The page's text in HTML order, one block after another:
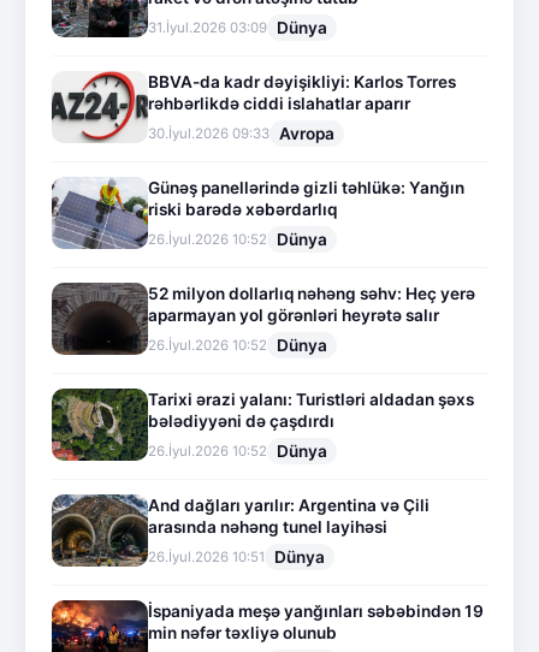
31.İyul.2026 03:09 Dünya
BBVA-da kadr dəyişikliyi: Karlos Torres
rəhbərlikdə ciddi islahatlar aparır
30.İyul.2026 09:33 Avropa
Günəş panellərində gizli təhlükə: Yanğın
riski barədə xəbərdarlıq
26.İyul.2026 10:52 Dünya
52 milyon dollarlıq nəhəng səhv: Heç yerə
aparmayan yol görənləri heyrətə salır
26.İyul.2026 10:52 Dünya
Tarixi ərazi yalanı: Turistləri aldadan şəxs
bələdiyyəni də çaşdırdı
26.İyul.2026 10:52 Dünya
And dağları yarılır: Argentina və Çili
arasında nəhəng tunel layihəsi
26.İyul.2026 10:51 Dünya
İspaniyada meşə yanğınları səbəbindən 19
min nəfər təxliyə olunub